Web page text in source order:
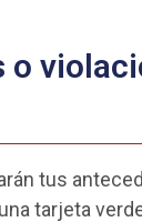
o
tus
tarjeta